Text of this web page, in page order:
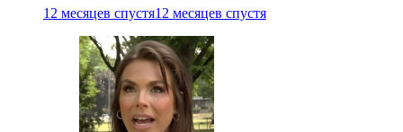
12 месяцев спустя12 месяцев спустя